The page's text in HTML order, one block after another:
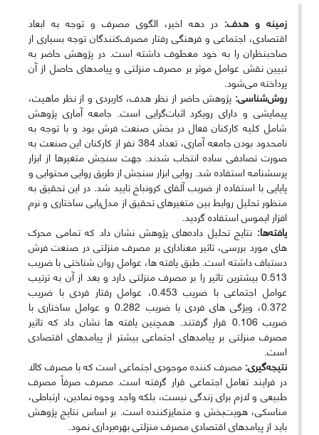
زمینه و هدف: در دهه اخیر، الگوی مصرف و توجه به ابعاد
اقتصادی، اجتماعی و فرهنگی رفتار مصرف‌کنندگان توجه بسیاری از
صاحبنظران را به خود معطوف داشته است. در پژوهش حاضر به
تبیین نقش عوامل موثر بر مصرف منزلتی و پیامد‌های حاصل از آن
پرداخته می‌شود.
روش‌شناسی: پژوهش حاضر از نظر هدف، کاربردی و از نظر ماهیت،
پیمایشی و دارای رویکرد اثبات‌گرایی است. جامعه آماری پژوهش
شامل کلیه کارکنان فعال در بخش صنعت فرش بود و با توجه به
نامحدود بودن جامعه آماری، تعداد 384 نفر از کارکنان این صنعت به
صورت تصادفی ساده انتخاب شدند. جهت سنجش متغیرها از ابزار
پرسشنامه استفاده شد. روایی ابزار سنجش از طریق روایی محتوایی و
پایایی با استفاده از ضریب آلفای کرونباخ تایید شد. در این تحقیق به
منظور تحلیل روابط بین متغیرهای تحقیق از مدل‌یابی ساختاری و نرم
افزار ایموس استفاده گردید.
یافته‌ها: نتایج تحلیل داده‌های پژوهش نشان داد که تمامی محرک
های مورد بررسی، تاثیر معناداری بر مصرف منزلتی در صنعت فرش
دستباف داشته است. طبق یافته ها، عوامل روان شناختی با ضریب
0.513 بیشترین تاثیر را بر مصرف منزلتی دارد و بعد از آن به ترتیب
عوامل اجتماعی با ضریب 0.453، عوامل رفتار فردی با ضریب
0.372، ویژگی های فردی با ضریب 0.282 و عوامل ساختاری با
ضریب 0.106 قرار گرفتند. همچنین یافته ها نشان داد که تاثیر
مصرف منزلتی بر پیامدهای اجتماعی بیشتر از پیامدهای اقتصادی
است.
نتیجه‌گیری: مصرف کننده موجودی اجتماعی است که با مصرف کالا
در فرایند تعامل اجتماعی قرار گرفته است. مصرف صرفاً مصرف
طبیعی و لازم برای زندگی نیست، بلکه واجد وجوه نمادین، ارتباطی،
مناسکی، هویت‌بخش و متمایزکننده است. بر اساس نتایج پژوهش
باید از پیامدهای اقتصادی مصرف منزلتی بهره‌برداری نمود.